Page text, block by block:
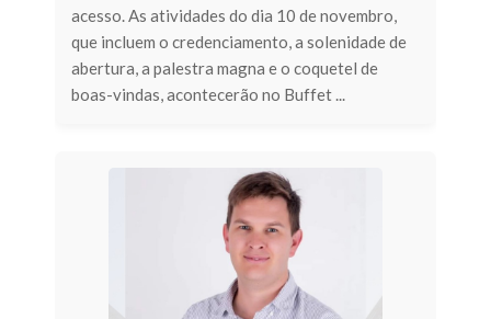
acesso. As atividades do dia 10 de novembro,
que incluem o credenciamento, a solenidade de
abertura, a palestra magna e o coquetel de
boas-vindas, acontecerão no Buffet ...